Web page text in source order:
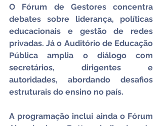
O Fórum de Gestores concentra
debates sobre liderança, políticas
educacionais e gestão de redes
privadas. Já o Auditório de Educação
Pública amplia o diálogo com
secretários, dirigentes e
autoridades, abordando desafios
estruturais do ensino no país.
A programação inclui ainda o Fórum